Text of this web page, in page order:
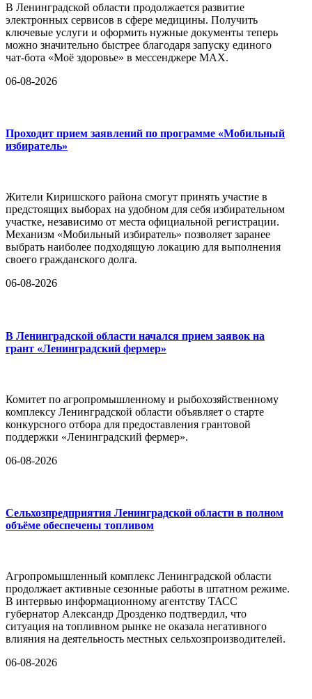
В Ленинградской области продолжается развитие
электронных сервисов в сфере медицины. Получить
ключевые услуги и оформить нужные документы теперь
можно значительно быстрее благодаря запуску единого
чат-бота «Моё здоровье» в мессенджере MAX.
06-08-2026
Проходит прием заявлений по программе «Мобильный
избиратель»
Жители Киришского района смогут принять участие в
предстоящих выборах на удобном для себя избирательном
участке, независимо от места официальной регистрации.
Механизм «Мобильный избиратель» позволяет заранее
выбрать наиболее подходящую локацию для выполнения
своего гражданского долга.
06-08-2026
В Ленинградской области начался прием заявок на
грант «Ленинградский фермер»
Комитет по агропромышленному и рыбохозяйственному
комплексу Ленинградской области объявляет о старте
конкурсного отбора для предоставления грантовой
поддержки «Ленинградский фермер».
06-08-2026
Сельхозпредприятия Ленинградской области в полном
объёме обеспечены топливом
Агропромышленный комплекс Ленинградской области
продолжает активные сезонные работы в штатном режиме.
В интервью информационному агентству ТАСС
губернатор Александр Дрозденко подтвердил, что
ситуация на топливном рынке не оказала негативного
влияния на деятельность местных сельхозпроизводителей.
06-08-2026